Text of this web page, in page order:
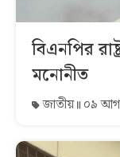
বিএনপির
মনোনীত
জাতীয় ০৯